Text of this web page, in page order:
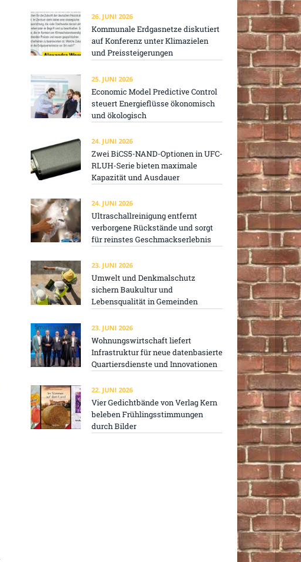
26. JUNI 2026
Kommunale Erdgasnetze diskutiert
auf Konferenz unter Klimazielen
und Preissteigerungen
25. JUNI 2026
Economic Model Predictive Control
steuert Energieflüsse ökonomisch
und ökologisch
24. JUNI 2026
Zwei BiCS5-NAND-Optionen in UFC-
RLUH-Serie bieten maximale
Kapazität und Ausdauer
24. JUNI 2026
Ultraschallreinigung entfernt
verborgene Rückstände und sorgt
für reinstes Geschmackserlebnis
23. JUNI 2026
Umwelt und Denkmalschutz
sichern Baukultur und
Lebensqualität in Gemeinden
23. JUNI 2026
Wohnungswirtschaft liefert
Infrastruktur für neue datenbasierte
Quartiersdienste und Innovationen
22. JUNI 2026
Vier Gedichtbände von Verlag Kern
beleben Frühlingsstimmungen
durch Bilder